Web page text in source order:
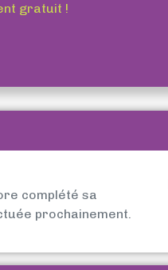
gratuit !
complété sa
prochainement.